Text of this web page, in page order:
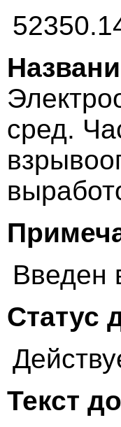
сред.
Введен
Статус
Текст